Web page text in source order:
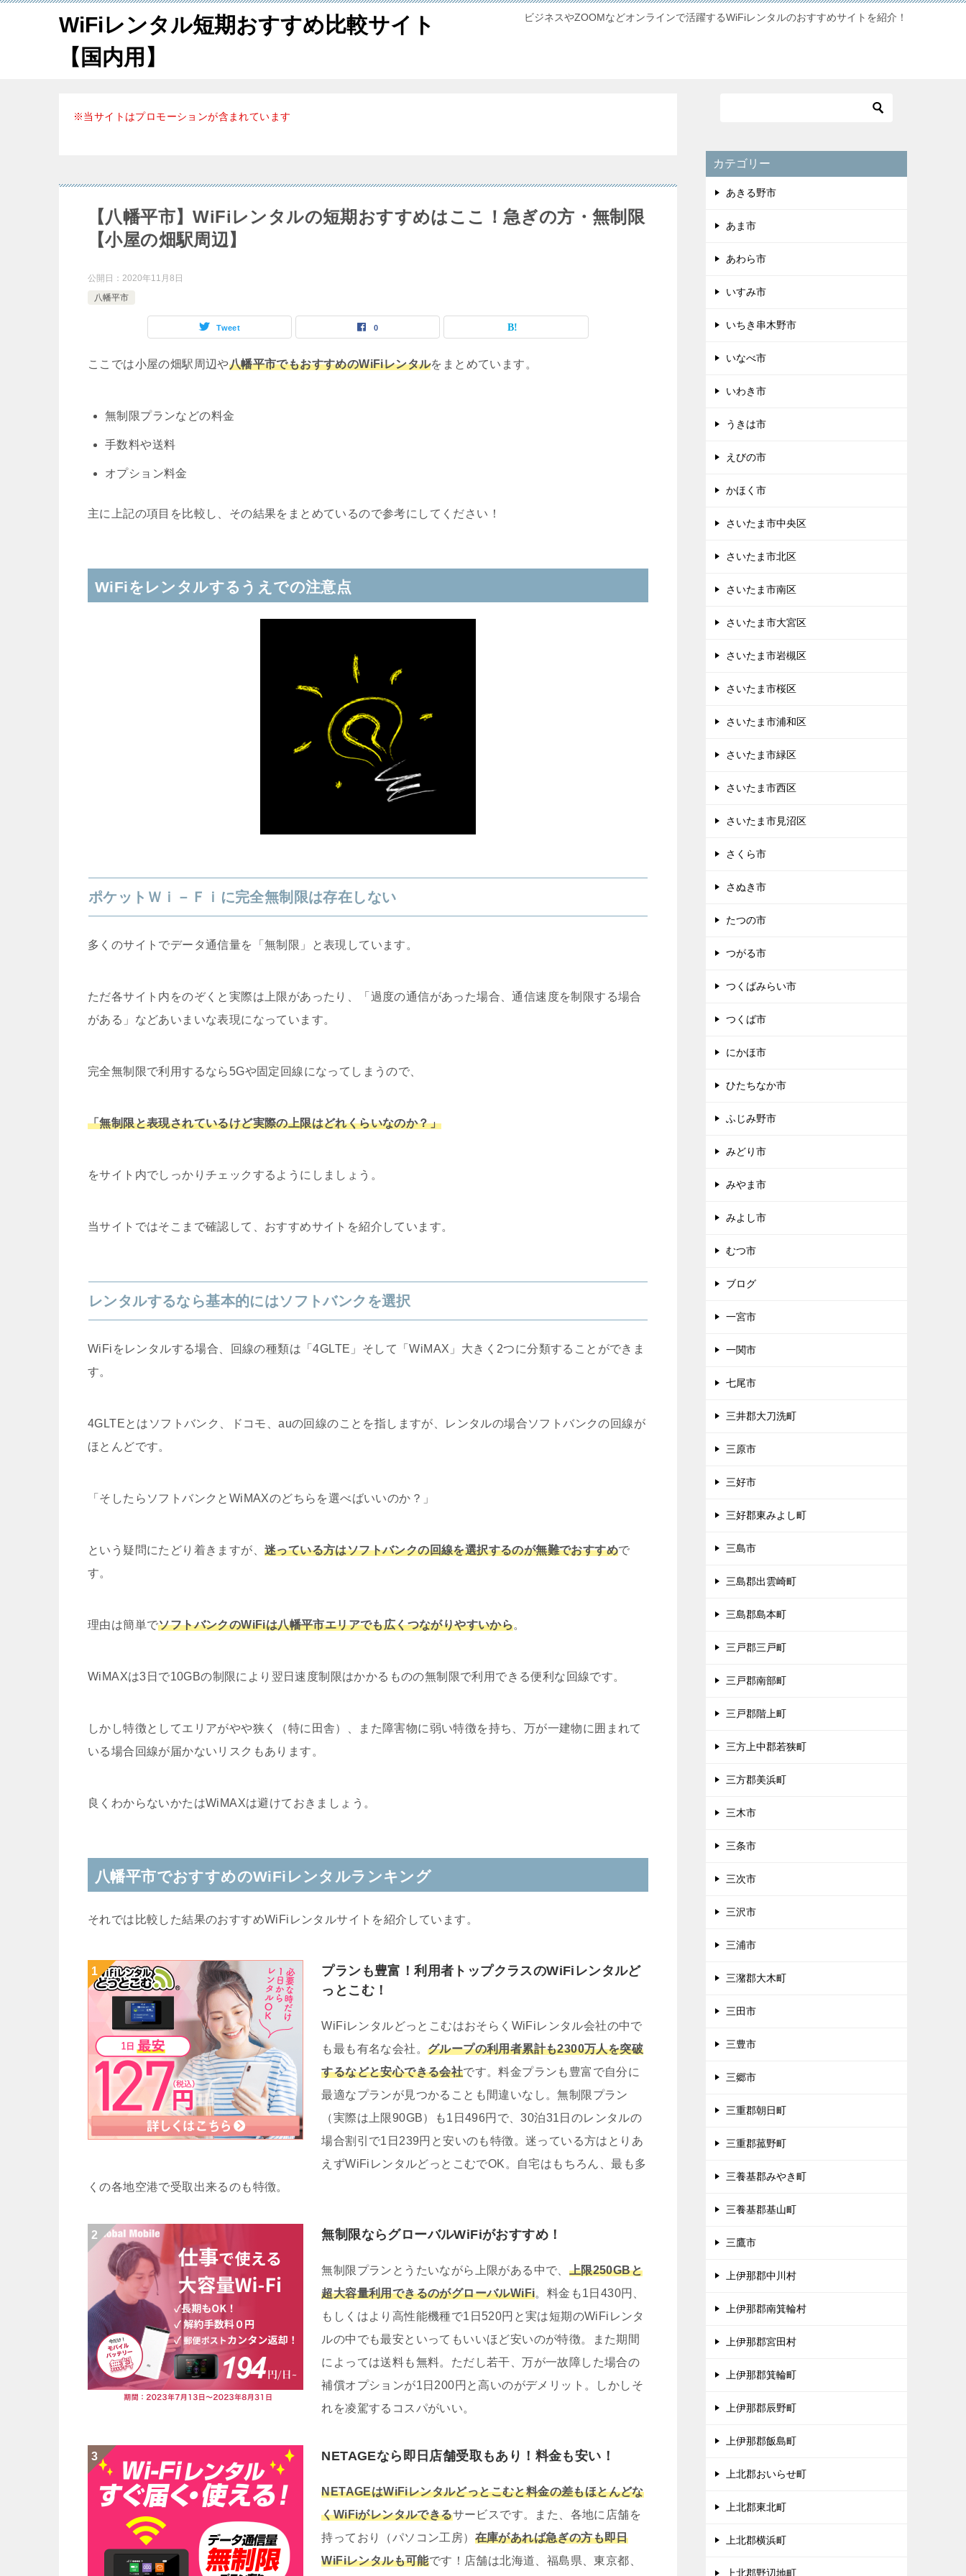
WiFiレンタル短期おすすめ比較サイト
【国内用】
ビジネスやZOOMなどオンラインで活躍するWiFiレンタルのおすすめサイトを紹介！
※当サイトはプロモーションが含まれています
【八幡平市】WiFiレンタルの短期おすすめはここ！急ぎの方・無制限
【小屋の畑駅周辺】
公開日： 2020年11月8日
八幡平市
Tweet 0
ここでは小屋の畑駅周辺や八幡平市でもおすすめのWiFiレンタルをまとめています。
無制限プランなどの料金
手数料や送料
オプション料金
主に上記の項目を比較し、その結果をまとめているので参考にしてください！
WiFiをレンタルするうえでの注意点
ポケットＷｉ－Ｆｉに完全無制限は存在しない
多くのサイトでデータ通信量を「無制限」と表現しています。
ただ各サイト内をのぞくと実際は上限があったり、「過度の通信があった場合、通信速度を制限する場合
がある」などあいまいな表現になっています。
完全無制限で利用するなら5Gや固定回線になってしまうので、
「無制限と表現されているけど実際の上限はどれくらいなのか？」
をサイト内でしっかりチェックするようにしましょう。
当サイトではそこまで確認して、おすすめサイトを紹介しています。
レンタルするなら基本的にはソフトバンクを選択
WiFiをレンタルする場合、回線の種類は「4GLTE」そして「WiMAX」大きく2つに分類することができま
す。
4GLTEとはソフトバンク、ドコモ、auの回線のことを指しますが、レンタルの場合ソフトバンクの回線が
ほとんどです。
「そしたらソフトバンクとWiMAXのどちらを選べばいいのか？」
という疑問にたどり着きますが、 迷っている方はソフトバンクの回線を選択するのが無難でおすすめで
す。
理由は簡単でソフトバンクのWiFiは八幡平市エリアでも広くつながりやすいから。
WiMAXは3日で10GBの制限により翌日速度制限はかかるものの無制限で利用できる便利な回線です。
しかし特徴としてエリアがやや狭く（特に田舎）、また障害物に弱い特徴を持ち、万が一建物に囲まれて
いる場合回線が届かないリスクもあります。
良くわからないかたはWiMAXは避けておきましょう。
八幡平市でおすすめのWiFiレンタルランキング
それでは比較した結果のおすすめWiFiレンタルサイトを紹介しています。
プランも豊富！利用者トップクラスのWiFiレンタルど
っとこむ！
WiFiレンタルどっとこむはおそらくWiFiレンタル会社の中で
も最も有名な会社。グループの利用者累計も2300万人を突破
するなどと安心できる会社です。料金プランも豊富で自分に
最適なプランが見つかることも間違いなし。無制限プラン
（実際は上限90GB）も1日496円で、30泊31日のレンタルの
場合割引で1日239円と安いのも特徴。迷っている方はとりあ
えずWiFiレンタルどっとこむでOK。自宅はもちろん、最も多
くの各地空港で受取出来るのも特徴。
無制限ならグローバルWiFiがおすすめ！
無制限プランとうたいながら上限がある中で、 上限250GBと
超大容量利用できるのがグローバルWiFi。料金も1日430円、
もしくはより高性能機種で1日520円と実は短期のWiFiレンタ
ルの中でも最安といってもいいほど安いのが特徴。また期間
によっては送料も無料。ただし若干、万が一故障した場合の
補償オプションが1日200円と高いのがデメリット。しかしそ
れを凌駕するコスパがいい。
NETAGEなら即日店舗受取もあり！料金も安い！
NETAGEはWiFiレンタルどっとこむと料金の差もほとんどな
くWiFiがレンタルできるサービスです。また、各地に店舗を
持っており（パソコン工房） 在庫があれば急ぎの方も即日
WiFiレンタルも可能です！店舗は北海道、福島県、東京都、
カテゴリー
あきる野市
あま市
あわら市
いすみ市
いちき串木野市
いなべ市
いわき市
うきは市
えびの市
かほく市
さいたま市中央区
さいたま市北区
さいたま市南区
さいたま市大宮区
さいたま市岩槻区
さいたま市桜区
さいたま市浦和区
さいたま市緑区
さいたま市西区
さいたま市見沼区
さくら市
さぬき市
たつの市
つがる市
つくばみらい市
つくば市
にかほ市
ひたちなか市
ふじみ野市
みどり市
みやま市
みよし市
むつ市
ブログ
一宮市
一関市
七尾市
三井郡大刀洗町
三原市
三好市
三好郡東みよし町
三島市
三島郡出雲崎町
三島郡島本町
三戸郡三戸町
三戸郡南部町
三戸郡階上町
三方上中郡若狭町
三方郡美浜町
三木市
三条市
三次市
三沢市
三浦市
三潴郡大木町
三田市
三豊市
三郷市
三重郡朝日町
三重郡菰野町
三養基郡みやき町
三養基郡基山町
三鷹市
上伊那郡中川村
上伊那郡南箕輪村
上伊那郡宮田村
上伊那郡箕輪町
上伊那郡辰野町
上伊那郡飯島町
上北郡おいらせ町
上北郡東北町
上北郡横浜町
上北郡野辺地町